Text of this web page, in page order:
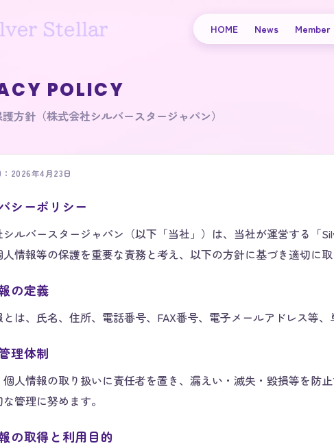
HOME News Member
POLICY
方針（株式会社シルバースタージャパン）
2026年4月23日
シーポリシー
ルバースタージャパン（以下「当社」）は、当社が運営する「
情報等の保護を重要な責務と考え、以下の方針に基づき適切に取
の定義
は、氏名、住所、電話番号、FAX番号、電子メールアドレス等
理体制
個人情報の取り扱いに責任者を置き、漏えい・滅失・毀損等を防
管理に努めます。
の取得と利用目的